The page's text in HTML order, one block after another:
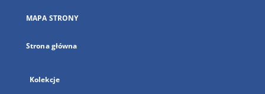
karcie
MAPA STRONY
Strona główna
Kolekcje